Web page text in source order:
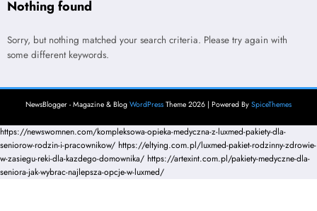
Nothing found
Sorry, but nothing matched your search criteria. Please try again with
some different keywords.
NewsBlogger - Magazine & Blog WordPress Theme 2026 | Powered By SpiceThemes
https://newswomnen.com/kompleksowa-opieka-medyczna-z-luxmed-pakiety-dla-
seniorow-rodzin-i-pracownikow/ https://eltying.com.pl/luxmed-pakiet-rodzinny-zdrowie-
w-zasiegu-reki-dla-kazdego-domownika/ https://artexint.com.pl/pakiety-medyczne-dla-
seniora-jak-wybrac-najlepsza-opcje-w-luxmed/